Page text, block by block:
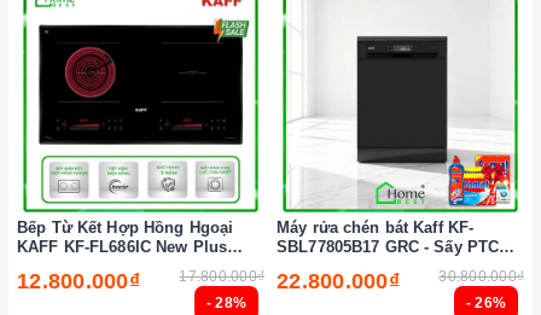
2. Một số lưu ý khi sử dụng sản phẩm
Lưu ý khi chọn nồi nấu
có thể nấu được tất cả các nồi với nhiều chất liệu
- 28%
Bếp Từ Kết Hợp Hồng Hgoại
KAFF KF-FL686IC New Plus
12.800.000₫ 17.800.000₫
- 26%
Máy rửa chén bát Kaff KF-
SBL77805B17 GRC - Sấy PTC
22.800.000₫ 30.800.000₫